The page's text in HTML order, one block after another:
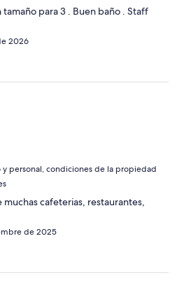
para 3 . Buen baño . Staff
2026
y personal, condiciones de la propiedad
cafeterias, restaurantes,
de 2025